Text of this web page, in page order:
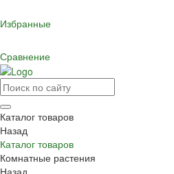
Избранные
Сравнение
Каталог товаров
Назад
Каталог товаров
Комнатные растения